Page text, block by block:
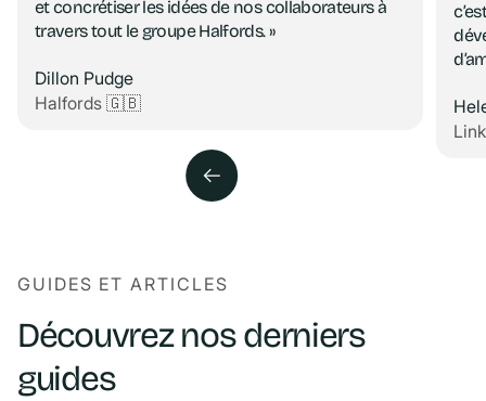
et concrétiser les idées de nos collaborateurs à
travers tout le groupe Halfords. »
Dillon Pudge
Halfords 🇬🇧
GUIDES ET ARTICLES
Découvrez nos derniers
guides